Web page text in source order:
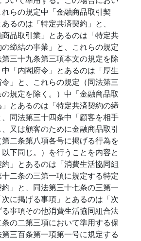
らの規定中「金融商品取引契
るのは「特定共済契約」と、
商品取引業」とあるのは「特定共
締結の事業」と、これらの規定
第三十九条第三項本文の規定を除
中「内閣府令」とあるのは「厚生
」と、これらの規定（同法第三
規定を除く。）中「金融商品取
」とあるのは「特定共済契約の締
同法第三十四条中「顧客を相手
又は顧客のために金融商品取引
二条第八項各号に掲げる行為を
下同じ。）を行うことを内容と
」とあるのは「消費生活協同組
二条の三第一項に規定する特定
」と、同法第三十七条の三第一
に掲げる事項」とあるのは「次
る事項その他消費生活協同組合法
の二第三項において準用する保
三百条第一項第一号に規定する